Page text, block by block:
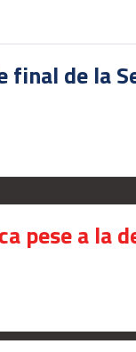
final de la
pese a la